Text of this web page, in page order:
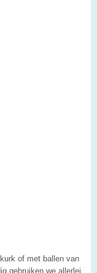
of met ballen van
gebruiken we allerlei